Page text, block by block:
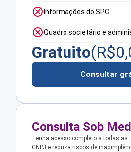
Informações do SPC
Quadro societário e
Gratuito(R$
Consultar
Consulta Sob
Tenha acesso completo a todas as
CNPJ e reduza riscos de